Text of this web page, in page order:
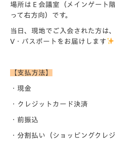
場所はＥ会議室（メインゲート
って右方向）です。
当日、現地でご入会された方は
V・パスポートをお届けします
【支払方法】
・現金
・クレジットカード決済
・前振込
・分割払い（ショッピングクレジ